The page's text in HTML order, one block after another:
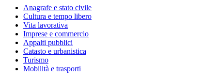
Anagrafe e stato civile
Cultura e tempo libero
Vita lavorativa
Imprese e commercio
Appalti pubblici
Catasto e urbanistica
Turismo
Mobilità e trasporti